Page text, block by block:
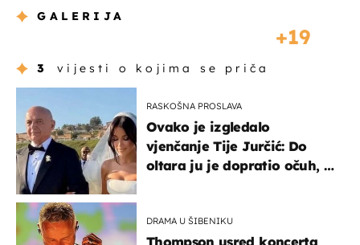
GALERIJA
19
3 vijesti o kojima se priča
RASKOŠNA PROSLAVA
Ovako je izgledalo
vjenčanje Tije Jurčić: Do
oltara ju je dopratio očuh, a
DRAMA U ŠIBENIKU